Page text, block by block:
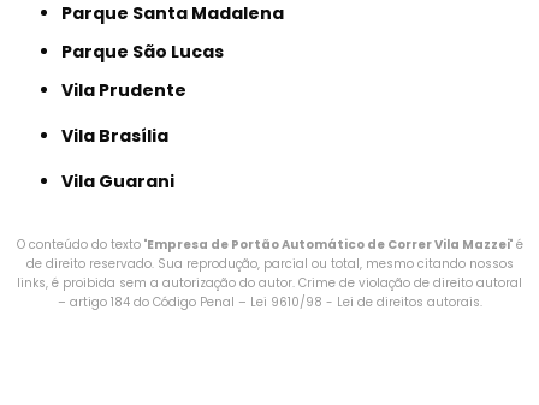
Parque Santa Madalena
Parque São Lucas
Vila Prudente
Vila Brasília
Vila Guarani
O conteúdo do texto "Empresa de Portão Automático de Correr Vila Mazzei" é
de direito reservado. Sua reprodução, parcial ou total, mesmo citando nossos
links, é proibida sem a autorização do autor. Crime de violação de direito autoral
– artigo 184 do Código Penal – Lei 9610/98 - Lei de direitos autorais.